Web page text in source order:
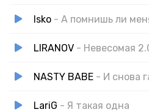
Isko - А помнишь ли меня
LIRANOV - Невесомая
NASTY BABE - И снова
LariG - Я такая одна